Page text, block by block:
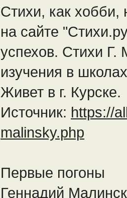
Стихи, как хобби,
на сайте
успехов. Стихи Г.
изучения в
Живет в г. Курске.
Источник: https://
malinsky.php
Первые погоны
Геннадий